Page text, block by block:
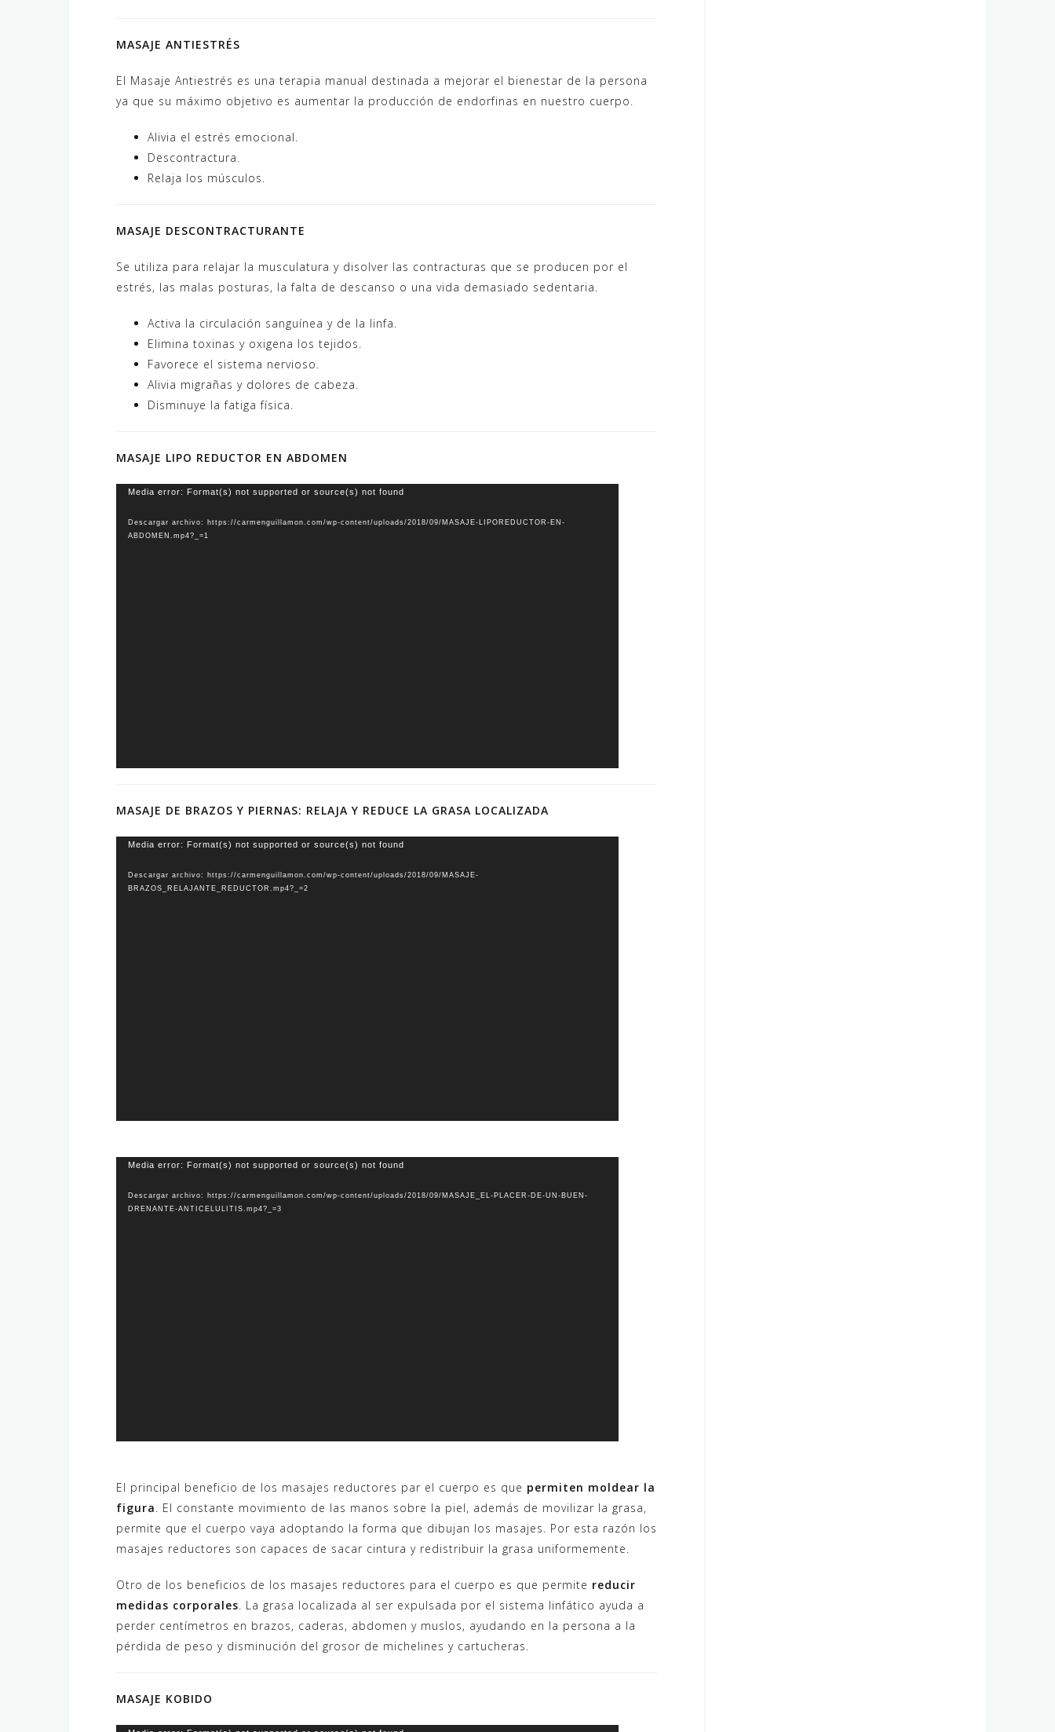
MASAJE ANTIESTRÉS
El Masaje Antiestrés es una terapia manual destinada a mejorar el bienestar de la persona
ya que su máximo objetivo es aumentar la producción de endorfinas en nuestro cuerpo.
Alivia el estrés emocional.
Descontractura.
Relaja los músculos.
MASAJE DESCONTRACTURANTE
Se utiliza para relajar la musculatura y disolver las contracturas que se producen por el
estrés, las malas posturas, la falta de descanso o una vida demasiado sedentaria.
Activa la circulación sanguínea y de la linfa.
Elimina toxinas y oxigena los tejidos.
Favorece el sistema nervioso.
Alivia migrañas y dolores de cabeza.
Disminuye la fatiga física.
MASAJE LIPO REDUCTOR EN ABDOMEN
Reproductor
vídeo
Media error: Format(s) not supported or source(s) not found
Descargar archivo: https://carmenguillamon.com/wp-content/uploads/2018/09/MASAJE-LIPOREDUCTOR-EN-
ABDOMEN.mp4?_=1
MASAJE DE BRAZOS Y PIERNAS: RELAJA Y REDUCE LA GRASA LOCALIZADA
Reproductor
vídeo
Media error: Format(s) not supported or source(s) not found
Descargar archivo: https://carmenguillamon.com/wp-content/uploads/2018/09/MASAJE-
BRAZOS_RELAJANTE_REDUCTOR.mp4?_=2
Reproductor
vídeo
Media error: Format(s) not supported or source(s) not found
Descargar archivo: https://carmenguillamon.com/wp-content/uploads/2018/09/MASAJE_EL-PLACER-DE-UN-BUEN-
DRENANTE-ANTICELULITIS.mp4?_=3
El principal beneficio de los masajes reductores par el cuerpo es que permiten moldear la
figura
. El constante movimiento de las manos sobre la piel, además de movilizar la grasa,
permite que el cuerpo vaya adoptando la forma que dibujan los masajes. Por esta razón los
masajes reductores son capaces de sacar cintura y redistribuir la grasa uniformemente.
Otro de los beneficios de los masajes reductores para el cuerpo es que permite reducir
medidas corporales . La grasa localizada al ser expulsada por el sistema linfático ayuda a
perder centímetros en brazos, caderas, abdomen y muslos, ayudando en la persona a la
pérdida de peso y disminución del grosor de michelines y cartucheras.
MASAJE KOBIDO